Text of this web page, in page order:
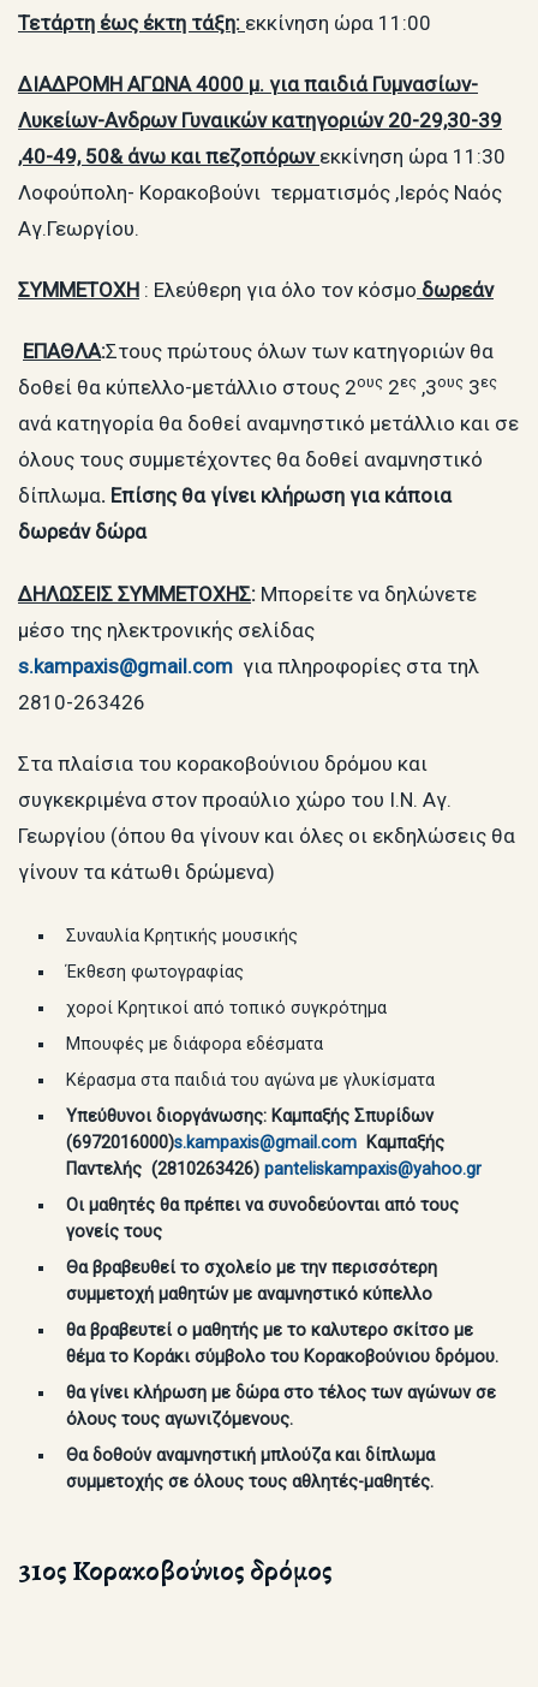
Τετάρτη έως έκτη τάξη: εκκίνηση ώρα 11:00
ΔΙΑΔΡΟΜΗ ΑΓΩΝΑ 4000 μ. για παιδιά Γυμνασίων-
Λυκείων-Ανδρων Γυναικών κατηγοριών 20-29,30-39
,40-49, 50& άνω και πεζοπόρων εκκίνηση ώρα 11:30
Λοφούπολη- Κορακοβούνι τερματισμός ,Ιερός Ναός
Αγ.Γεωργίου.
ΣΥΜΜΕΤΟΧΗ : Ελεύθερη για όλο τον κόσμο δωρεάν
ΕΠΑΘΛΑ:Στους πρώτους όλων των κατηγοριών θα
δοθεί θα κύπελλο-μετάλλιο στους 2ους 2ες ,3ους 3ες
ανά κατηγορία θα δοθεί αναμνηστικό μετάλλιο και σε
όλους τους συμμετέχοντες θα δοθεί αναμνηστικό
δίπλωμα. Επίσης θα γίνει κλήρωση για κάποια
δωρεάν δώρα
ΔΗΛΩΣΕΙΣ ΣΥΜΜΕΤΟΧΗΣ: Μπορείτε να δηλώνετε
μέσο της ηλεκτρονικής σελίδας
s.kampaxis@gmail.com για πληροφορίες στα τηλ
2810-263426
Στα πλαίσια του κορακοβούνιου δρόμου και
συγκεκριμένα στον προαύλιο χώρο του Ι.Ν. Αγ.
Γεωργίου (όπου θα γίνουν και όλες οι εκδηλώσεις θα
γίνουν τα κάτωθι δρώμενα)
Συναυλία Κρητικής μουσικής
Έκθεση φωτογραφίας
χοροί Κρητικοί από τοπικό συγκρότημα
Μπουφές με διάφορα εδέσματα
Κέρασμα στα παιδιά του αγώνα με γλυκίσματα
Υπεύθυνοι διοργάνωσης: Καμπαξής Σπυρίδων
(6972016000)s.kampaxis@gmail.com Καμπαξής
Παντελής (2810263426) panteliskampaxis@yahoo.gr
Οι μαθητές θα πρέπει να συνοδεύονται από τους
γονείς τους
Θα βραβευθεί το σχολείο με την περισσότερη
συμμετοχή μαθητών με αναμνηστικό κύπελλο
θα βραβευτεί ο μαθητής με το καλυτερο σκίτσο με
θέμα το Κοράκι σύμβολο του Κορακοβούνιου δρόμου.
θα γίνει κλήρωση με δώρα στο τέλος των αγώνων σε
όλους τους αγωνιζόμενους.
Θα δοθούν αναμνηστική μπλούζα και δίπλωμα
συμμετοχής σε όλους τους αθλητές-μαθητές.
31ος Κορακοβούνιος δρόμος